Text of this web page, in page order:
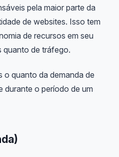
pela maior parte da
de websites. Isso tem
de recursos em seu
de tráfego.
o quanto da demanda de
durante o período de um